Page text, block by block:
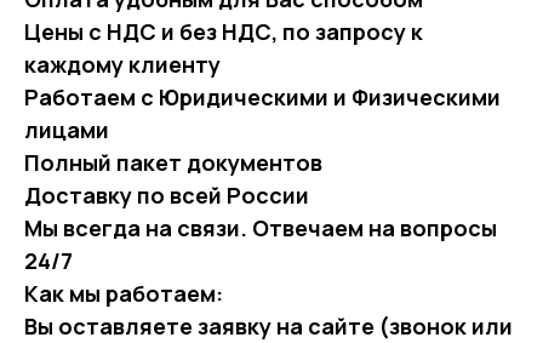
Цены с НДС и без НДС, по запросу к
каждому клиенту
Работаем с Юридическими и Физическими
лицами
Полный пакет документов
Доставку по всей России
Мы всегда на связи. Отвечаем на вопросы
24/7
Как мы работаем:
Вы оставляете заявку на сайте (звонок или